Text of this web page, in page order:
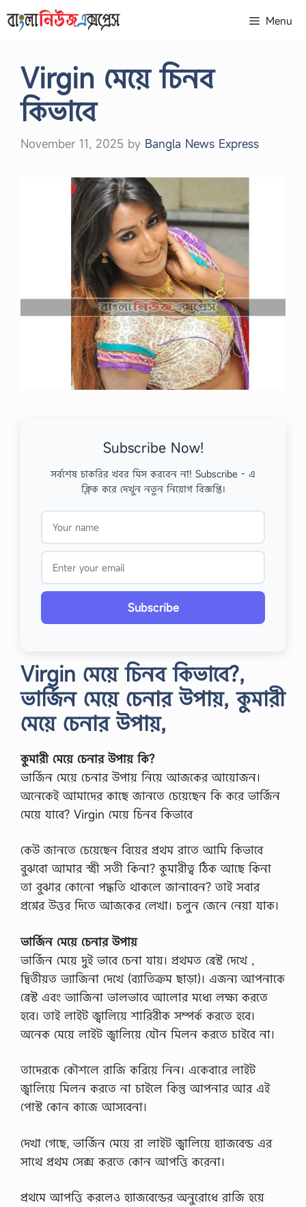
to
Menu
Virgin মেয়ে চিনব
কিভাবে
November 11, 2025 by Bangla News Express
Subscribe Now!
সর্বশেষ চাকরির খবর মিস করবেন না! Subscribe - এ
ক্লিক করে দেখুন নতুন নিয়োগ বিজ্ঞপ্তি।
Subscribe
Virgin মেয়ে চিনব কিভাবে?,
ভার্জিন মেয়ে চেনার উপায়, কুমারী
মেয়ে চেনার উপায়,
কুমারী মেয়ে চেনার উপায় কি?
ভার্জিন মেয়ে চেনার উপায় নিয়ে আজকের আয়োজন।
অনেকেই আমাদের কাছে জানতে চেয়েছেন কি করে ভার্জিন
মেয়ে যাবে? Virgin মেয়ে চিনব কিভাবে
কেউ জানতে চেয়েছেন বিয়ের প্রথম রাতে আমি কিভাবে
বুঝবো আমার স্ত্রী সতী কিনা? কুমারীত্ব ঠিক আছে কিনা
তা বুঝার কোনো পদ্ধতি থাকলে জানাবেন? তাই সবার
প্রশ্নের উত্তর দিতে আজকের লেখা। চলুন জেনে নেয়া যাক।
ভার্জিন মেয়ে চেনার উপায়
ভার্জিন মেয়ে দুই ভাবে চেনা যায়। প্রথমত ব্রেস্ট দেখে ,
দ্বিতীয়ত ভ্যাজিনা দেখে (ব্যাতিক্রম ছাড়া)। এজন্য আপনাকে
ব্রেস্ট এবং ভ্যাজিনা ভালভাবে আলোর মধ্যে লক্ষ্য করতে
হবে। তাই লাইট জ্বালিয়ে শারিরীক সম্পর্ক করতে হবে।
অনেক মেয়ে লাইট জ্বালিয়ে যৌন মিলন করতে চাইবে না।
তাদেরকে কৌশলে রাজি করিয়ে নিন। একেবারে লাইট
জ্বালিয়ে মিলন করতে না চাইলে কিন্তু আপনার আর এই
পোস্ট কোন কাজে আসবেনা।
দেখা গেছে, ভার্জিন মেয়ে রা লাইট জ্বালিয়ে হ্যাজবেন্ড এর
সাথে প্রথম সেক্স করতে কোন আপত্তি করেনা।
প্রথমে আপত্তি করলেও হ্যাজবেন্ডের অনুরোধে রাজি হয়ে